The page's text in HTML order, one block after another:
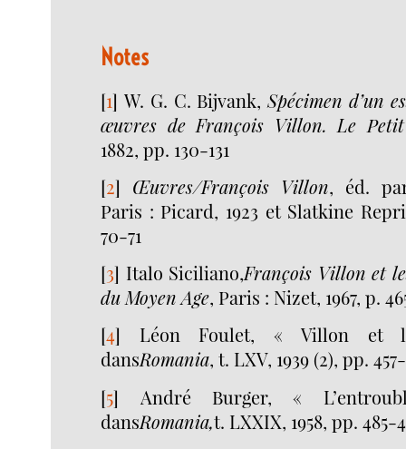
Notes
[1] W. G. C. Bijvank,Spécimen d’un
œuvres de François Villon. Le Petit
1882, pp. 130-131
[2] Œuvres/François Villon, éd.
Paris : Picard, 1923 et Slatkine
70-71
[3] Italo Siciliano,François Villon et
du Moyen Age, Paris : Nizet, 1967, p.
[4] Léon Foulet, « Villon et
dansRomania, t. LXV, 1939 (2), pp.
[5] André Burger, «
dansRomania,t. LXXIX, 1958, pp. 485-